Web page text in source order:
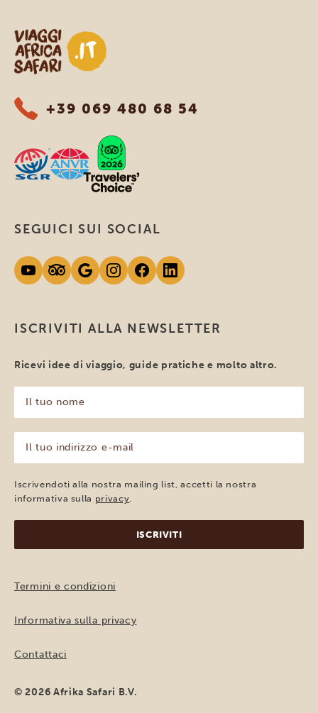
Viaggi Africa Safari
+39 069 480 68 54
ISCRIVITI ALLA NEWSLETTER
Ricevi idee di viaggio, guide pratiche e molto altro.
tuo
nome
(Obbligatorio)
tuo
indirizzo
e-
mail
Iscrivendoti alla nostra mailing list, accetti la nostra
informativa sulla privacy
SEGUICI SUI SOCIAL
Termini e condizioni
Informativa sulla privacy
Contattaci
© 2026 Afrika Safari B.V.